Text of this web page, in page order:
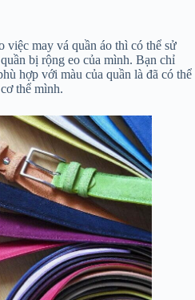
việc may vá quần áo thì có thể sử
bị rộng eo của mình. Bạn chỉ
hợp với màu của quần là đã có thể
thể mình.